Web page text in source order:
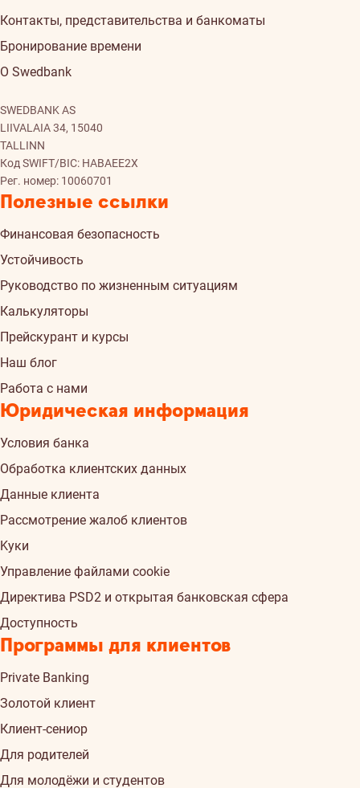
Контакты, представительства и банкоматы
Бронирование времени
О Swedbank
SWEDBANK AS
LIIVALAIA 34, 15040
TALLINN
Код SWIFT/BIC: HABAEE2X
Рег. номер: 10060701
Полезные ссылки
Финансовая безопасность
Устойчивость
Руководство по жизненным ситуациям
Калькуляторы
Прейскурант и курсы
Наш блог
Работа с нами
Юридическая информация
Условия банка
Обработка клиентских данных
Данные клиента
Рассмотрение жалоб клиентов
Kуки
Управление файлами cookie
Директива PSD2 и открытая банковская сфера
Доступность
Программы для клиентов
Private Banking
Золотой клиент
Клиент-сениор
Для родителей
Для молодёжи и студентов